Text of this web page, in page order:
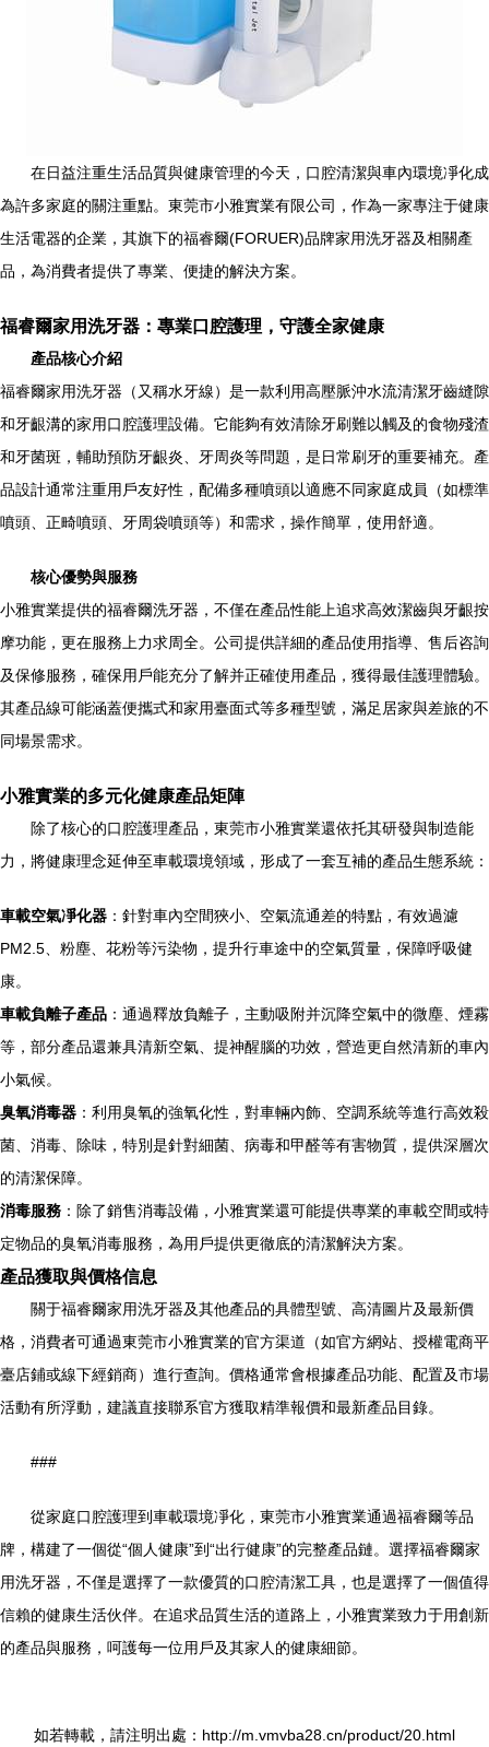
在日益注重生活品質與健康管理的今天，口腔清潔與車內環境凈化成
為許多家庭的關注重點。東莞市小雅實業有限公司，作為一家專注于健康
生活電器的企業，其旗下的福睿爾(FORUER)品牌家用洗牙器及相關產
品，為消費者提供了專業、便捷的解決方案。
福睿爾家用洗牙器：專業口腔護理，守護全家健康
產品核心介紹
福睿爾家用洗牙器（又稱水牙線）是一款利用高壓脈沖水流清潔牙齒縫隙
和牙齦溝的家用口腔護理設備。它能夠有效清除牙刷難以觸及的食物殘渣
和牙菌斑，輔助預防牙齦炎、牙周炎等問題，是日常刷牙的重要補充。產
品設計通常注重用戶友好性，配備多種噴頭以適應不同家庭成員（如標準
噴頭、正畸噴頭、牙周袋噴頭等）和需求，操作簡單，使用舒適。
核心優勢與服務
小雅實業提供的福睿爾洗牙器，不僅在產品性能上追求高效潔齒與牙齦按
摩功能，更在服務上力求周全。公司提供詳細的產品使用指導、售后咨詢
及保修服務，確保用戶能充分了解并正確使用產品，獲得最佳護理體驗。
其產品線可能涵蓋便攜式和家用臺面式等多種型號，滿足居家與差旅的不
同場景需求。
小雅實業的多元化健康產品矩陣
除了核心的口腔護理產品，東莞市小雅實業還依托其研發與制造能
力，將健康理念延伸至車載環境領域，形成了一套互補的產品生態系統：
車載空氣凈化器 ：針對車內空間狹小、空氣流通差的特點，有效過濾
PM2.5、粉塵、花粉等污染物，提升行車途中的空氣質量，保障呼吸健
康。
車載負離子產品 ：通過釋放負離子，主動吸附并沉降空氣中的微塵、煙霧
等，部分產品還兼具清新空氣、提神醒腦的功效，營造更自然清新的車內
小氣候。
臭氧消毒器 ：利用臭氧的強氧化性，對車輛內飾、空調系統等進行高效殺
菌、消毒、除味，特別是針對細菌、病毒和甲醛等有害物質，提供深層次
的清潔保障。
消毒服務 ：除了銷售消毒設備，小雅實業還可能提供專業的車載空間或特
定物品的臭氧消毒服務，為用戶提供更徹底的清潔解決方案。
產品獲取與價格信息
關于福睿爾家用洗牙器及其他產品的具體型號、高清圖片及最新價
格，消費者可通過東莞市小雅實業的官方渠道（如官方網站、授權電商平
臺店鋪或線下經銷商）進行查詢。價格通常會根據產品功能、配置及市場
活動有所浮動，建議直接聯系官方獲取精準報價和最新產品目錄。
###
從家庭口腔護理到車載環境凈化，東莞市小雅實業通過福睿爾等品
牌，構建了一個從“個人健康”到“出行健康”的完整產品鏈。選擇福睿爾家
用洗牙器，不僅是選擇了一款優質的口腔清潔工具，也是選擇了一個值得
信賴的健康生活伙伴。在追求品質生活的道路上，小雅實業致力于用創新
的產品與服務，呵護每一位用戶及其家人的健康細節。
如若轉載，請注明出處：http://m.vmvba28.cn/product/20.html